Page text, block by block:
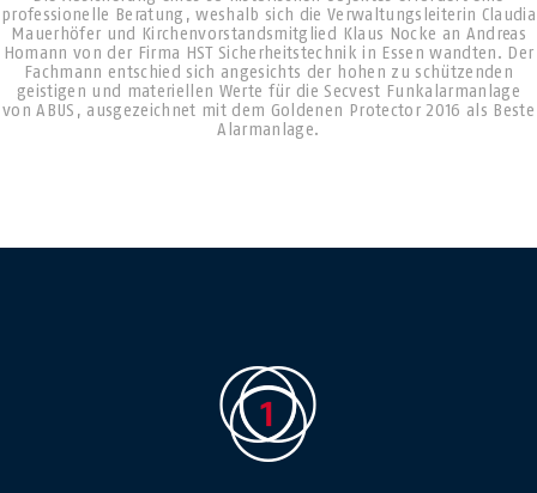
professionelle Beratung, weshalb sich die Verwaltungsleiterin Claudia
Mauerhöfer und Kirchenvorstandsmitglied Klaus Nocke an Andreas
Homann von der Firma HST Sicherheitstechnik in Essen wandten. Der
Fachmann entschied sich angesichts der hohen zu schützenden
geistigen und materiellen Werte für die Secvest Funkalarmanlage
von ABUS, ausgezeichnet mit dem Goldenen Protector 2016 als Beste
Alarmanlage.